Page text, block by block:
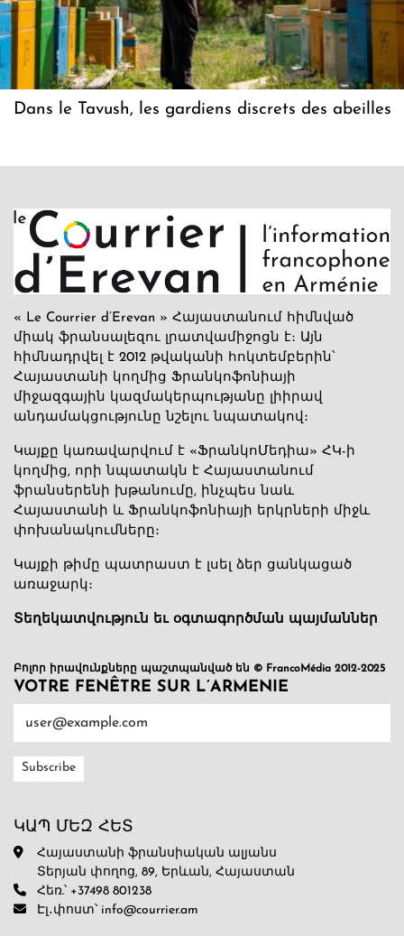
Dans le Tavush, les gardiens discrets des abeilles
« Le Courrier d’Erevan » Հայաստանում հիմնված
միակ ֆրանսալեզու լրատվամիջոցն է։ Այն
հիմնադրվել է 2012 թվականի հոկտեմբերին՝
Հայաստանի կողմից Ֆրանկոֆոնիայի
միջազգային կազմակերպությանը լիիրավ
անդամակցությունը նշելու նպատակով։
Կայքը կառավարվում է «ՖրանկոՄեդիա» ՀԿ-ի
կողմից, որի նպատակն է Հայաստանում
ֆրանսերենի խթանումը, ինչպես նաև
Հայաստանի և Ֆրանկոֆոնիայի երկրների միջև
փոխանակումները։
Կայքի թիմը պատրաստ է լսել ձեր ցանկացած
առաջարկ։
Տեղեկատվություն եւ օգտագործման պայմաններ
Բոլոր իրավունքները պաշտպանված են © FrancoMédia 2012-2025
VOTRE FENÊTRE SUR L’ARMENIE
ԿԱՊ ՄԵԶ ՀԵՏ
Հայաստանի ֆրանսիական ալյանս
Տերյան փողոց, 89, Երևան, Հայաստան
Հեռ.՝ +37498 801238
Էլ․փոստ՝ info@courrier.am